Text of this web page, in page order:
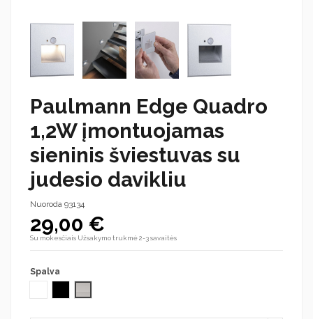
Paulmann Edge Quadro
1,2W įmontuojamas
sieninis šviestuvas su
judesio davikliu
Nuoroda 93134
29,00 €
Su mokesčiais Užsakymo trukmė 2-3 savaitės
Spalva